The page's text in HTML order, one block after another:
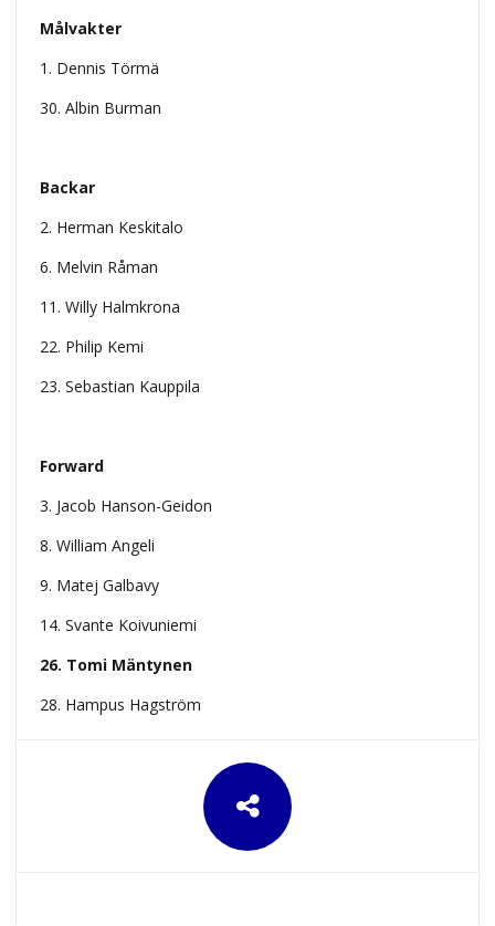
Målvakter
1. Dennis Törmä
30. Albin Burman
Backar
2. Herman Keskitalo
6. Melvin Råman
11. Willy Halmkrona
22. Philip Kemi
23. Sebastian Kauppila
Forward
3. Jacob Hanson-Geidon
8. William Angeli
9. Matej Galbavy
14. Svante Koivuniemi
26. Tomi Mäntynen
28. Hampus Hagström